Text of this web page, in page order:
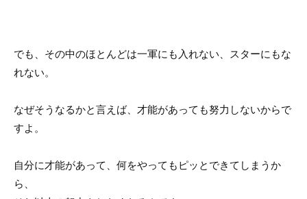
でも、その中のほとんどは一軍にも入れない、スターにもな
れない。
なぜそうなるかと言えば、才能があっても努力しないからで
すよ。
自分に才能があって、何をやってもピッとできてしまうか
ら、